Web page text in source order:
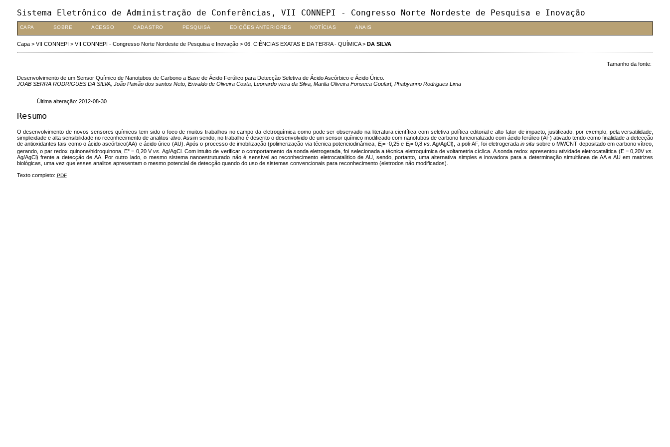
Sistema Eletrônico de Administração de Conferências, VII CONNEPI - Congresso Norte Nordeste de Pesquisa e Inovação
CAPA SOBRE ACESSO CADASTRO PESQUISA EDIÇÕES ANTERIORES NOTÍCIAS ANAIS
Capa> VII CONNEPI > VII CONNEPI - Congresso Norte Nordeste de Pesquisa e Inovação> 06. CIÊNCIAS EXATAS E DA TERRA - QUÍMICA> DA SILVA
Tamanho da fonte:
Desenvolvimento de um Sensor Químico de Nanotubos de Carbono a Base de Ácido Ferúlico para Detecção Seletiva de Ácido Ascórbico e Ácido Úrico.
JOAB SERRA RODRIGUES DA SILVA, João Paixão dos santos Neto, Erivaldo de Oliveira Costa, Leonardo viera da Silva, Marilia Oliveira Fonseca Goulart, Phabyanno Rodrigues Lima
Última alteração: 2012-08-30
Resumo
O desenvolvimento de novos sensores químicos tem sido o foco de muitos trabalhos no campo da eletroquímica como pode ser observado na literatura científica com seletiva política editorial e alto fator de impacto, justificado, por exemplo, pela versatilidade,
simplicidade e alta sensibilidade no reconhecimento de analitos-alvo. Assim sendo, no trabalho é descrito o desenvolvido de um sensor químico modificado com nanotubos de carbono funcionalizado com ácido ferúlico (AF) ativado tendo como finalidade a detecção
de antioxidantes tais como o ácido ascórbico(AA) e ácido úrico (AU). Após o processo de imobilização (polimerização via técnica potenciodinâmica, Ei= -0,25 e El= 0,8vs. Ag/AgCl), a poli-AF, foi eletrogeradain situ sobre o MWCNT depositado em carbono vítreo,
gerando, o par redox quinona/hidroquinona, E° = 0,20 Vvs. Ag/AgCl. Com intuito de verificar o comportamento da sonda eletrogerada, foi selecionada a técnica eletroquímica de voltametria cíclica. A sonda redox apresentou atividade eletrocatalítica (E = 0,20Vvs.
Ag/AgCl) frente a detecção de AA. Por outro lado, o mesmo sistema nanoestruturado não é sensível ao reconhecimento eletrocatalítico de AU, sendo, portanto, uma alternativa simples e inovadora para a determinação simultânea de AA e AU em matrizes
biológicas, uma vez que esses analitos apresentam o mesmo potencial de detecção quando do uso de sistemas convencionais para reconhecimento (eletrodos não modificados).
Texto completo: PDF